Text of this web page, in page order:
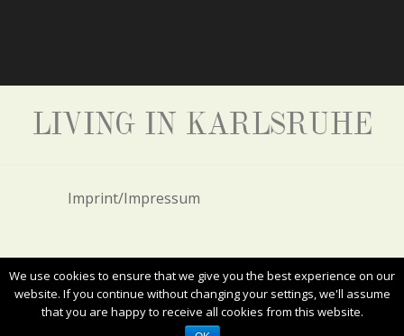
LIVING IN KARLSRUHE
Imprint/Impressum
Privacy Policy/Datenschutz
ALL RIGHTS RESERVED. COPYRIGHT 2017
We use cookies to ensure that we give you the best experience on our
website. If you continue without changing your settings, we'll assume
that you are happy to receive all cookies from this website.